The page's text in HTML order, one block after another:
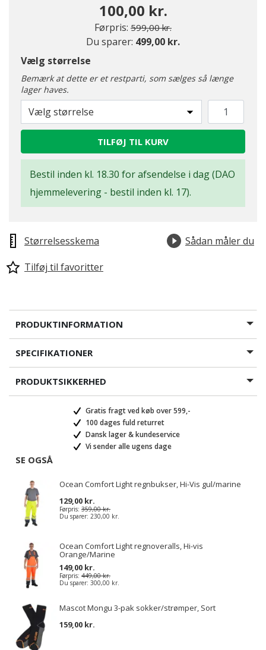
100,00 kr.
Førpris: Pris nedsat fra
599,00 kr.til
Du sparer: 499,00 kr.
Vælg størrelse
Bemærk at dette er et restparti, som sælges så længe
lager haves.
Vælg størrelse
TILFØJ TIL KURV
Bestil inden kl. 18.30 for afsendelse i dag (DAO
hjemmelevering - bestil inden kl. 17).
Størrelsesskema
Sådan måler du
Tilføj til favoritter
PRODUKTINFORMATION
SPECIFIKATIONER
PRODUKTSIKKERHED
Gratis fragt ved køb over 599,-
100 dages fuld returret
Dansk lager & kundeservice
Vi sender alle ugens dage
SE OGSÅ
Ocean Comfort Light regnbukser, Hi-Vis gul/marine
129,00 kr.
Førpris: 359,00 kr.
Du sparer: 230,00 kr.
Ocean Comfort Light regnoveralls, Hi-vis
Orange/Marine
149,00 kr.
Førpris: 449,00 kr.
Du sparer: 300,00 kr.
Mascot Mongu 3-pak sokker/strømper, Sort
159,00 kr.